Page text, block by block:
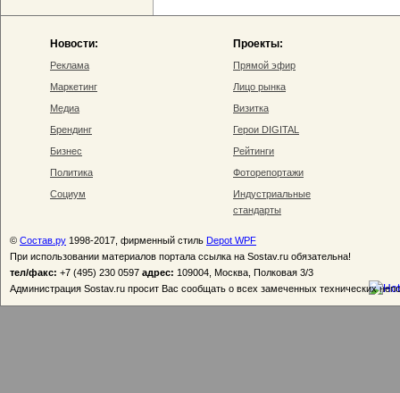
Новости:
Реклама
Маркетинг
Медиа
Брендинг
Бизнес
Политика
Социум
Проекты:
Прямой эфир
Лицо рынка
Визитка
Герои DIGITAL
Рейтинги
Фоторепортажи
Индустриальные
стандарты
© Состав.ру 1998-2017, фирменный стиль Depot WPF
При использовании материалов портала ссылка на Sostav.ru обязательна!
тел/факс: +7 (495) 230 0597 адрес: 109004, Москва, Полковая 3/3
Администрация Sostav.ru просит Вас сообщать о всех замеченных технических